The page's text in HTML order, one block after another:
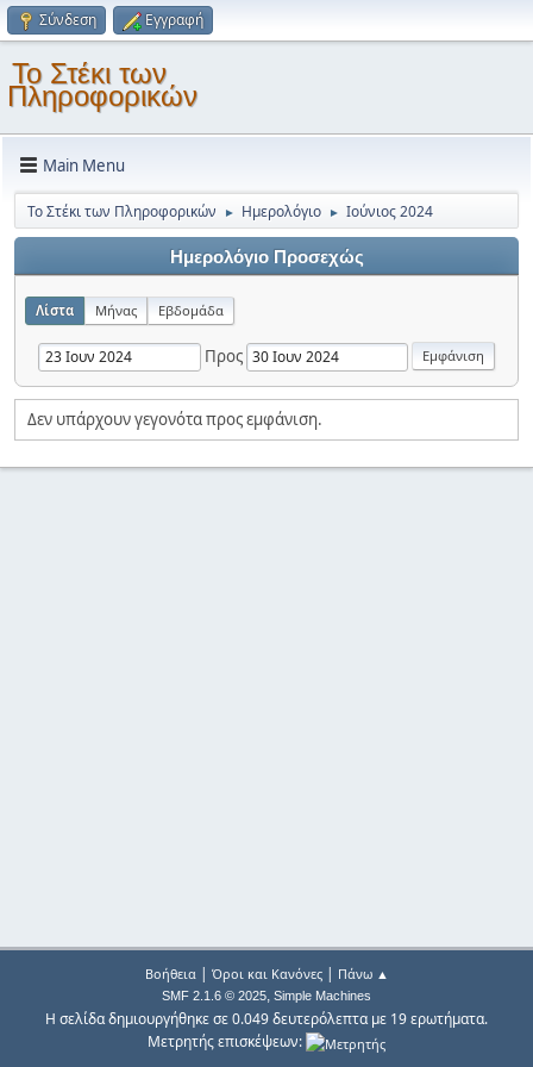
Σύνδεση Εγγραφή
Το Στέκι των
Πληροφορικών
Main Menu
Το Στέκι των Πληροφορικών ► Ημερολόγιο ► Ιούνιος 2024
Ημερολόγιο Προσεχώς
Λίστα Μήνας Εβδομάδα
Προς
Δεν υπάρχουν γεγονότα προς εμφάνιση.
Βοήθεια| Όροι και Κανόνες| Πάνω ▲
SMF 2.1.6 © 2025, Simple Machines
Η σελίδα δημιουργήθηκε σε 0.049 δευτερόλεπτα με 19 ερωτήματα.
Μετρητής επισκέψεων: